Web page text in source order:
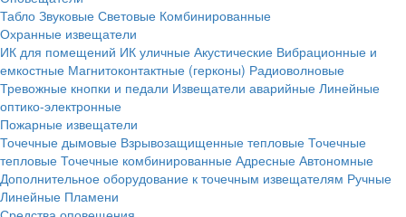
Табло Звуковые Световые Комбинированные
Охранные извещатели
ИК для помещений ИК уличные Акустические Вибрационные и
емкостные Магнитоконтактные (герконы) Радиоволновые
Тревожные кнопки и педали Извещатели аварийные Линейные
оптико-электронные
Пожарные извещатели
Точечные дымовые Взрывозащищенные тепловые Точечные
тепловые Точечные комбинированные Адресные Автономные
Дополнительное оборудование к точечным извещателям Ручные
Линейные Пламени